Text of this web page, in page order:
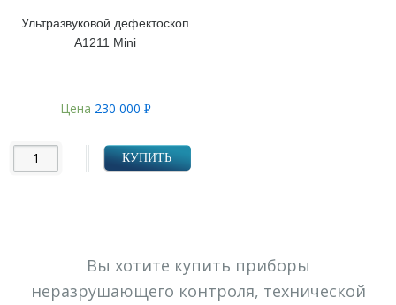
Ультразвуковой дефектоскоп
А1211 Mini
Цена 230 000 Р
КУПИТЬ
Вы хотите купить приборы
неразрушающего контроля, технической